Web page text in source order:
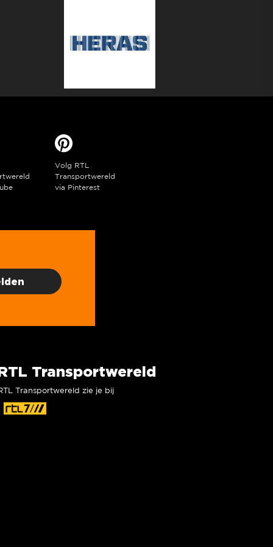
Volg RTL
Transportwereld
via Pinterest
Transportwereld
Transportwereld zie je bij